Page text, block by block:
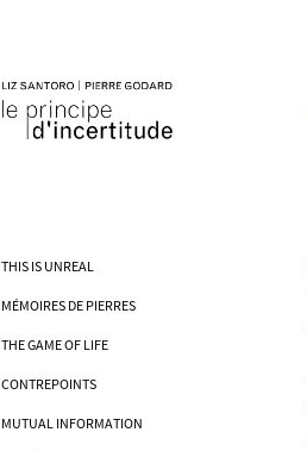
THIS IS UNREAL
MÉMOIRES DE PIERRES
THE GAME OF LIFE
CONTREPOINTS
MUTUAL INFORMATION